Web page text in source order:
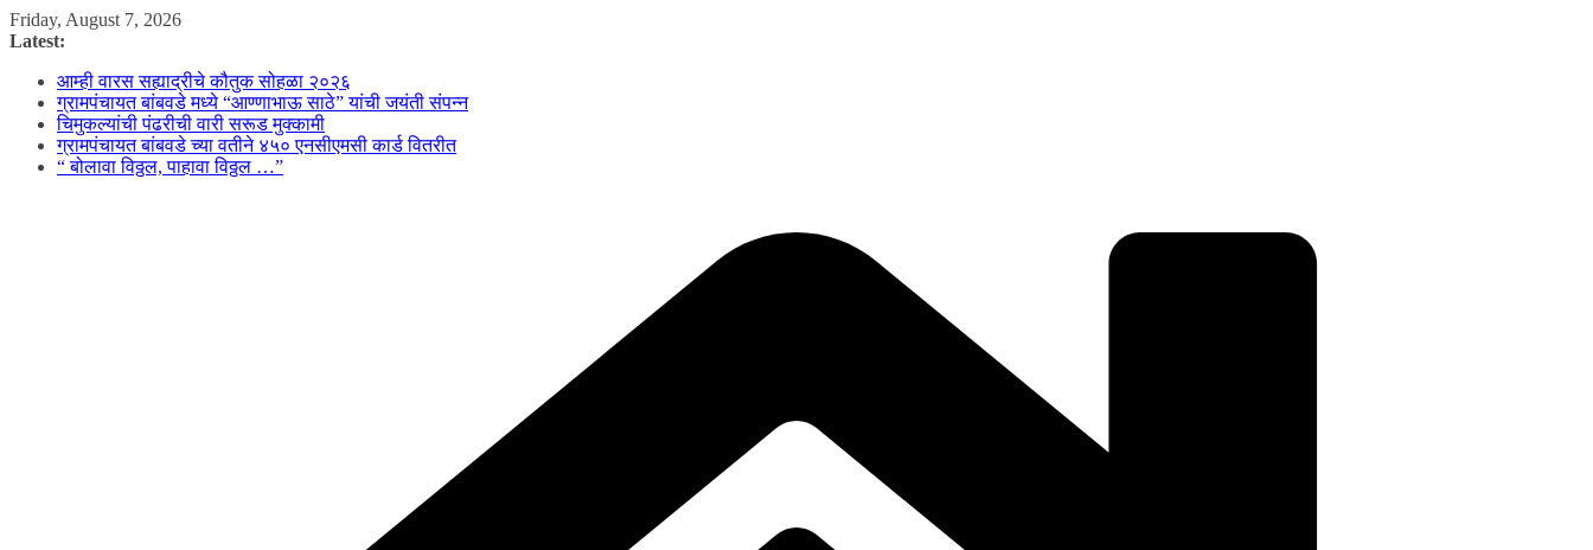
Skip
to
Friday, August 7, 2026
Latest:
आम्ही वारस सह्याद्रीचे कौतुक सोहळा २०२६
ग्रामपंचायत बांबवडे मध्ये “आण्णाभाऊ साठे” यांची जयंती संपन्न
चिमुकल्यांची पंढरीची वारी सरूड मुक्कामी
ग्रामपंचायत बांबवडे च्या वतीने ४५० एनसीएमसी कार्ड वितरीत
“ बोलावा विठ्ठल, पाहावा विठ्ठल …”